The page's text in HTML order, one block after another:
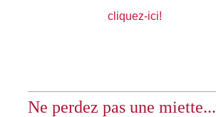
cliquez-ici!
Ne perdez pas une miette...